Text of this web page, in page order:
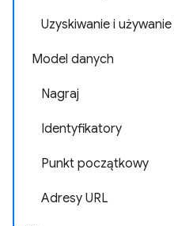
Uzyskiwanie i
Model danych
Nagraj
Identyfikatory
Punkt początkowy
Adresy URL